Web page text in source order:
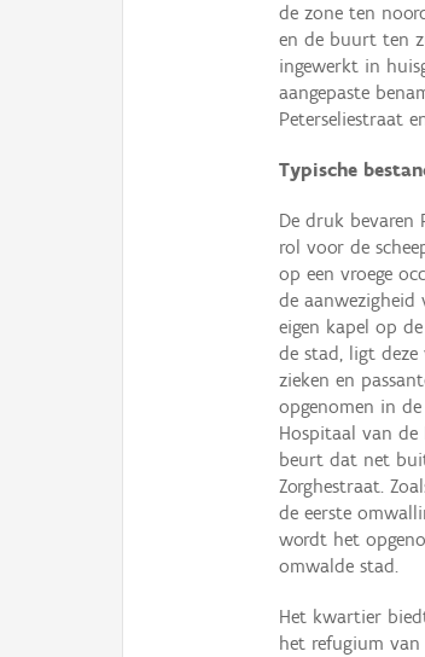
de zone ten
en de buurt ten
ingewerkt in
aangepaste
Peterseliestraat
Typische
De druk bevaren
rol voor de
op een vroege
de aanwezigheid
eigen kapel op
de stad, ligt deze
zieken en
opgenomen in
Hospitaal van
beurt dat net
Zorghestraat.
de eerste
wordt het
omwalde stad.
Het kwartier
het refugium